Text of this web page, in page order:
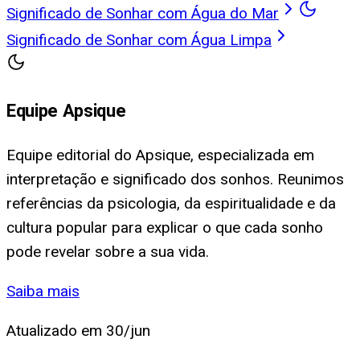
Significado de Sonhar com Água do Mar
Significado de Sonhar com Água Limpa
Equipe Apsique
Equipe editorial do Apsique, especializada em
interpretação e significado dos sonhos. Reunimos
referências da psicologia, da espiritualidade e da
cultura popular para explicar o que cada sonho
pode revelar sobre a sua vida.
Saiba mais
Atualizado em 30/jun